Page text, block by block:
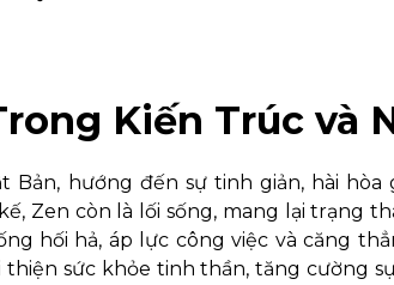
Kiến Trúc và
hướng đến sự tinh giản, hài hòa
Zen còn là lối sống, mang lại trạng
hối hả, áp lực công việc và căng
sức khỏe tinh thần, tăng cường